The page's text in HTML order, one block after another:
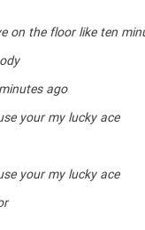
on the floor like ten
ago
your my lucky ace
your my lucky ace